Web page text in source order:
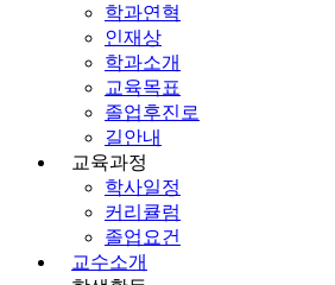
학과연혁
인재상
학과소개
교육목표
졸업후진로
길안내
교육과정
학사일정
커리큘럼
졸업요건
교수소개